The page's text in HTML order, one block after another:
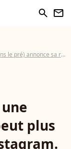
search newsletter
avec Marilia par une publication très directe
plus